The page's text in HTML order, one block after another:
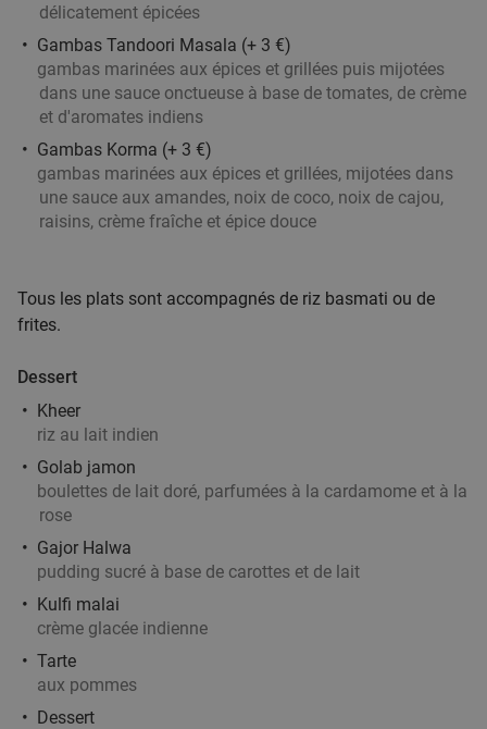
délicatement épicées
Gambas Tandoori Masala (+ 3 €)
gambas marinées aux épices et grillées puis mijotées
dans une sauce onctueuse à base de tomates, de crème
et d'aromates indiens
Gambas Korma (+ 3 €)
gambas marinées aux épices et grillées, mijotées dans
une sauce aux amandes, noix de coco, noix de cajou,
raisins, crème fraîche et épice douce
Tous les plats sont accompagnés de riz basmati ou de
frites.
Dessert
Kheer
riz au lait indien
Golab jamon
boulettes de lait doré, parfumées à la cardamome et à la
rose
Gajor Halwa
pudding sucré à base de carottes et de lait
Kulfi malai
crème glacée indienne
Tarte
aux pommes
Dessert